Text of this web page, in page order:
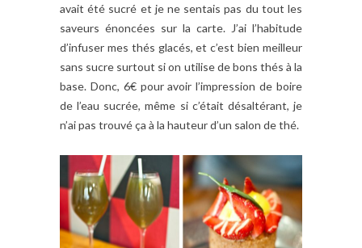
avait été sucré et je ne sentais pas du tout les
saveurs énoncées sur la carte. J’ai l’habitude
d’infuser mes thés glacés, et c’est bien meilleur
sans sucre surtout si on utilise de bons thés à la
base. Donc, 6€ pour avoir l’impression de boire
de l’eau sucrée, même si c’était désaltérant, je
n’ai pas trouvé ça à la hauteur d’un salon de thé.